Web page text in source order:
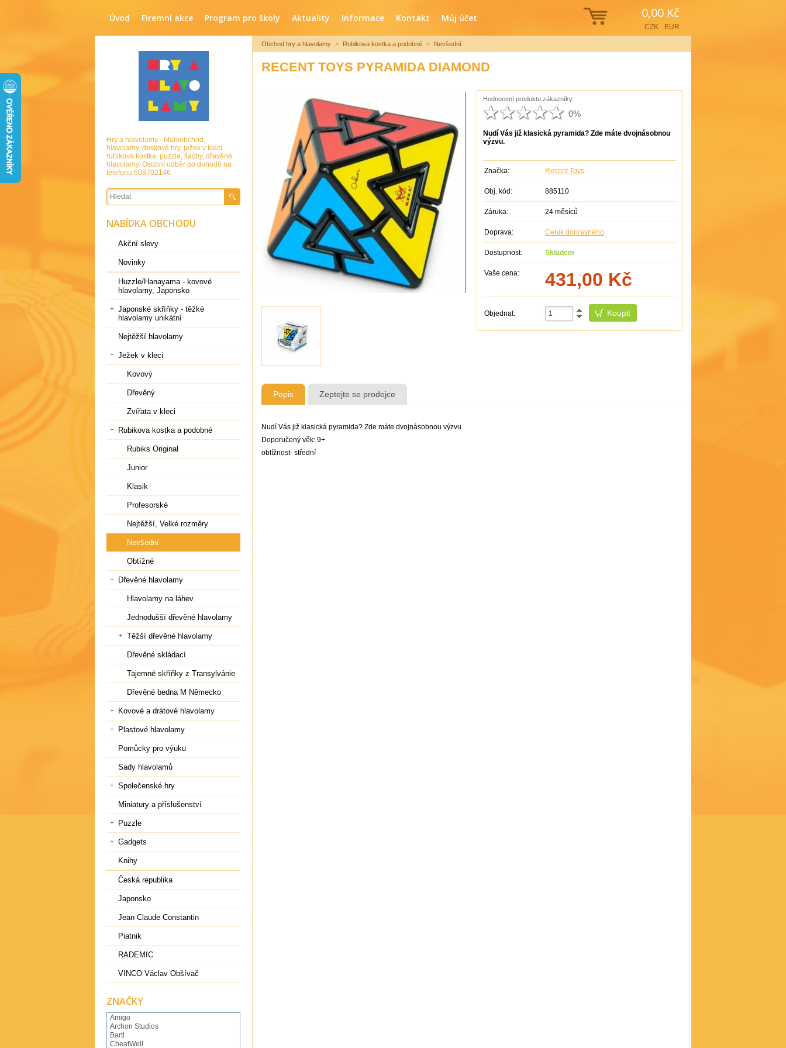
0,00 Kč
CZK EUR
Úvod Firemní akce Program pro školy Aktuality Informace Kontakt Můj účet
Obchod hry a hlavolamy > Rubikova kostka a podobné > Nevšední
RECENT TOYS PYRAMIDA DIAMOND
Hodnocení produktu zákazníky:
0%
Nudí Vás již klasická pyramida? Zde máte dvojnásobnou
výzvu.
Značka: Recent Toys
Obj. kód: 885110
Záruka: 24 měsíců
Doprava: Ceník dopravného
Dostupnost: Skladem
Vaše cena: 431,00 Kč
Objednat:
Popis Zeptejte se prodejce
Nudí Vás již klasická pyramida? Zde máte dvojnásobnou výzvu.
Doporučený věk: 9+
obtížnost- střední
Hry a hlavolamy - Maloobchod,
hlavolamy, deskové hry, ježek v kleci,
rubikova kostka, puzzle, šachy, dřevěné
hlavolamy. Osobní odběr po dohodě na
telefonu 608702146
NABÍDKA OBCHODU
Akční slevy
Novinky
Huzzle/Hanayama - kovové
hlavolamy, Japonsko
Japonské skříňky - těžké
hlavolamy unikátní
Nejtěžší hlavolamy
Ježek v kleci
Kovový
Dřevěný
Zvířata v kleci
Rubikova kostka a podobné
Rubiks Original
Junior
Klasik
Profesorské
Nejtěžší, Velké rozměry
Nevšední
Obtížné
Dřevěné hlavolamy
Hlavolamy na láhev
Jednodušší dřevěné hlavolamy
Těžší dřevěné hlavolamy
Dřevěné skládací
Tajemné skříňky z Transylvánie
Dřevěné bedna M Německo
Kovové a drátové hlavolamy
Plastové hlavolamy
Pomůcky pro výuku
Sady hlavolamů
Společenské hry
Miniatury a příslušenství
Puzzle
Gadgets
Knihy
Česká republika
Japonsko
Jean Claude Constantin
Piatnik
RADEMIC
VINCO Václav Obšívač
ZNAČKY
Amigo
Archon Studios
Bartl
CheatWell